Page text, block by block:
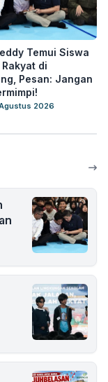
Temui Siswa
di
Pesan: Jangan
2026